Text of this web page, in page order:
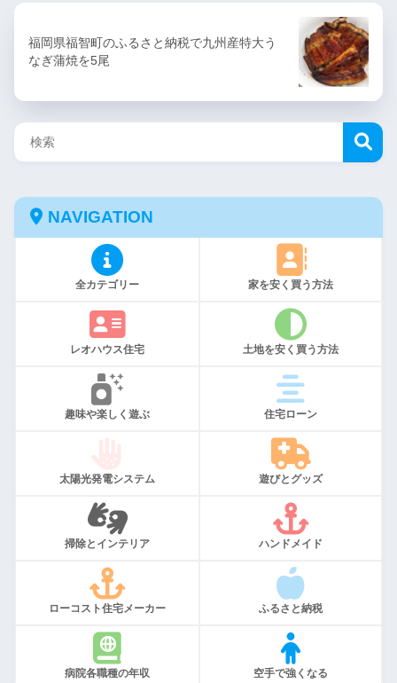
福岡県福智町のふるさと納税で九州産特大う
なぎ蒲焼を5尾
NAVIGATION
全カテゴリー 家を安く買う方法
レオハウス住宅 土地を安く買う方法
趣味や楽しく遊ぶ 住宅ローン
太陽光発電システム 遊びとグッズ
掃除とインテリア ハンドメイド
ローコスト住宅メーカー ふるさと納税
病院各職種の年収 空手で強くなる